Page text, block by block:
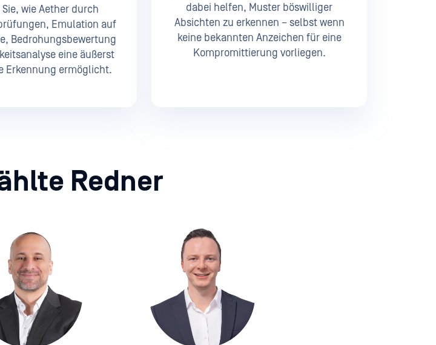
wie Aether durch
Emulation auf
Bedrohungsbewertung
eine äußerst
Erkennung ermöglicht.
dabei helfen, Muster böswilliger
Absichten zu erkennen – selbst wenn
keine bekannten Anzeichen für eine
Kompromittierung vorliegen.
Redner